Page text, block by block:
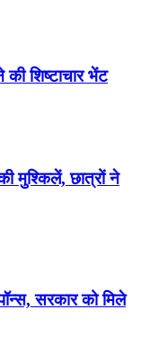
शिष्टाचार भेंट
मुश्किलें, छात्रों ने
सरकार को मिले